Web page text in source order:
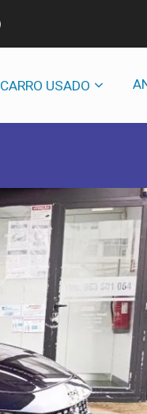
CARRO USADO